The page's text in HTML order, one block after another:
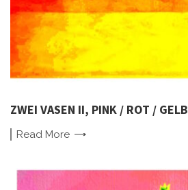
ZWEI VASEN II, PINK / ROT / GELB
Read More